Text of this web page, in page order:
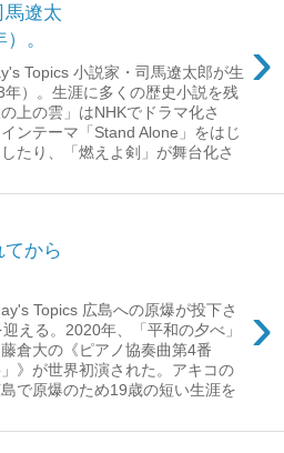
遼太
。
›
Topics 小説家・司馬遼太郎が生
年）。生涯に多くの歴史小説を残
上の雲」はNHKでドラマ化さ
ンテーマ「Stand Alone」をはじ
たり、「燃えよ剣」が舞台化さ
から
›
Topics 広島への原爆が投下さ
える。2020年、「平和の夕べ」
倉大の《ピアノ協奏曲第4番
」》が世界初演された。アキコの
で原爆のため19歳の短い生涯を